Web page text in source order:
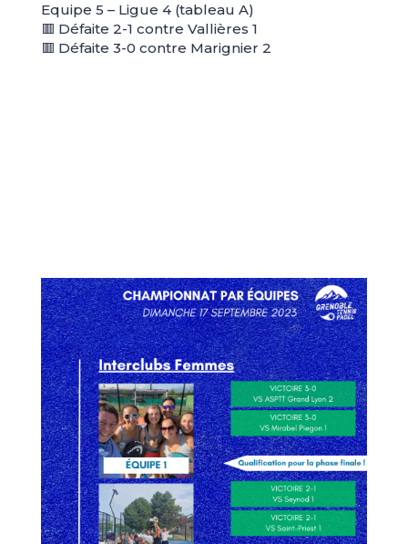
Equipe 5 – Ligue 4 (tableau A)
🟥 Défaite 2-1 contre Vallières 1
🟥 Défaite 3-0 contre Marignier 2